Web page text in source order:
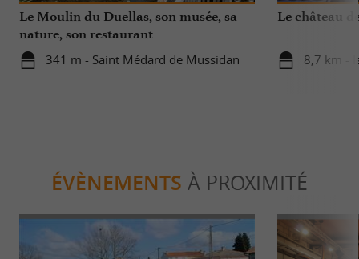
Le Moulin du Duellas, son musée, sa
nature, son restaurant
341 m - Saint Médard de Mussidan
Le château
8,7 km -
ÉVÈNEMENTS À PROXIMITÉ